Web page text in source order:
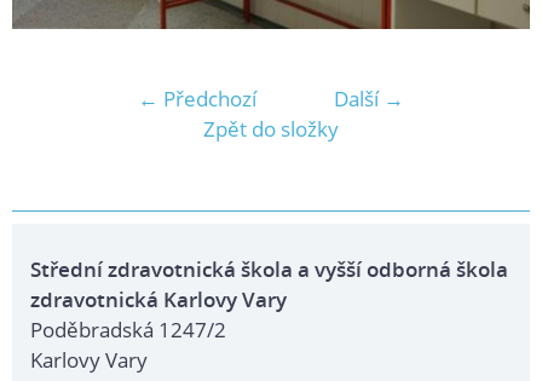
← Předchozí
Další →
Zpět do složky
Střední zdravotnická škola a vyšší odborná škola
zdravotnická Karlovy Vary
Poděbradská 1247/2
Karlovy Vary